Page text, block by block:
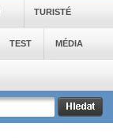
TURISTÉ
TEST MÉDIA